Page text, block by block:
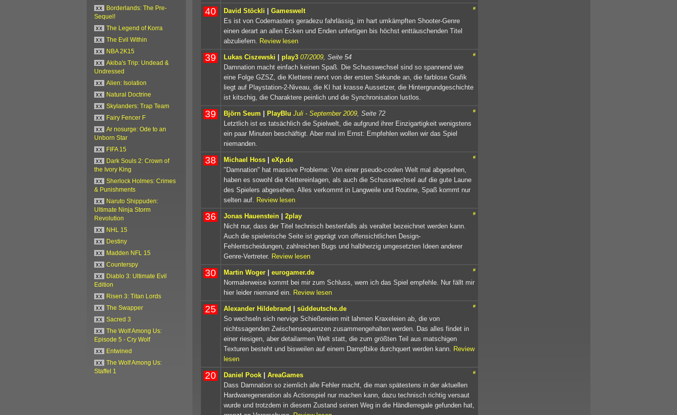
40 #
David Stöckli | Gameswelt
Es ist von Codemasters geradezu fahrlässig, im hart umkämpften Shooter-Genre
einen derart an allen Ecken und Enden unfertigen bis höchst enttäuschenden Titel
abzuliefern. Review lesen
39 #
Lukas Ciszewski | play3 07/2009 , Seite 54
Damnation macht einfach keinen Spaß. Die Schusswechsel sind so spannend wie
eine Folge GZSZ, die Kletterei nervt von der ersten Sekunde an, die farblose Grafik
liegt auf Playstation-2-Niveau, die KI hat krasse Aussetzer, die Hintergrundgeschichte
ist kitschig, die Charaktere peinlich und die Synchronisation lustlos.
39 #
Björn Seum | PlayBlu Juli - September 2009 , Seite 72
Letztlich ist es tatsächlich die Spielwelt, die aufgrund ihrer Einzigartigkeit wenigstens
ein paar Minuten beschäftigt. Aber mal im Ernst: Empfehlen wollen wir das Spiel
niemanden.
38 #
Michael Hoss | eXp.de
"Damnation" hat massive Probleme: Von einer pseudo-coolen Welt mal abgesehen,
haben es sowohl die Klettereinlagen, als auch die Schusswechsel auf die gute Laune
des Spielers abgesehen. Alles verkommt in Langweile und Routine, Spaß kommt nur
selten auf. Review lesen
36 #
Jonas Hauenstein | 2play
Nicht nur, dass der Titel technisch bestenfalls als veraltet bezeichnet werden kann.
Auch die spielerische Seite ist geprägt von offensichtlichen Design-
Fehlentscheidungen, zahlreichen Bugs und halbherzig umgesetzten Ideen anderer
Genre-Vertreter. Review lesen
30 #
Martin Woger | eurogamer.de
Normalerweise kommt bei mir zum Schluss, wem ich das Spiel empfehle. Nur fällt mir
hier leider niemand ein. Review lesen
25 #
Alexander Hildebrand | süddeutsche.de
So wechseln sich nervige Schießereien mit lahmen Kraxeleien ab, die von
nichtssagenden Zwischensequenzen zusammengehalten werden. Das alles findet in
einer riesigen, aber detailarmen Welt statt, die zum größten Teil aus matschigen
Texturen besteht und bisweilen auf einem Dampfbike durchquert werden kann. Review
lesen
20 #
Daniel Pook | AreaGames
Dass Damnation so ziemlich alle Fehler macht, die man spätestens in der aktuellen
Hardwaregeneration als Actionspiel nur machen kann, dazu technisch richtig versaut
wurde und trotzdem in diesem Zustand seinen Weg in die Händlerregale gefunden hat,
xx
Borderlands: The Pre-
Sequel!
xx
The Legend of Korra
xx
The Evil Within
xx
NBA 2K15
xx
Akiba's Trip: Undead &
Undressed
xx
Alien: Isolation
xx
Natural Doctrine
xx
Skylanders: Trap Team
xx
Fairy Fencer F
xx
Ar nosurge: Ode to an
Unborn Star
xx
FIFA 15
xx
Dark Souls 2: Crown of
the Ivory King
xx
Sherlock Holmes: Crimes
& Punishments
xx
Naruto Shippuden:
Ultimate Ninja Storm
Revolution
xx
NHL 15
xx
Destiny
xx
Madden NFL 15
xx
Counterspy
xx
Diablo 3: Ultimate Evil
Edition
xx
Risen 3: Titan Lords
xx
The Swapper
xx
Sacred 3
xx
The Wolf Among Us:
Episode 5 - Cry Wolf
xx
Entwined
xx
The Wolf Among Us:
Staffel 1